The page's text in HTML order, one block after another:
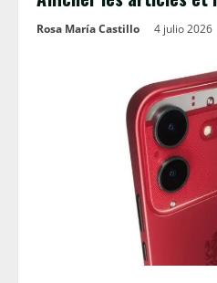
Rosa María Castillo 4 julio 2026